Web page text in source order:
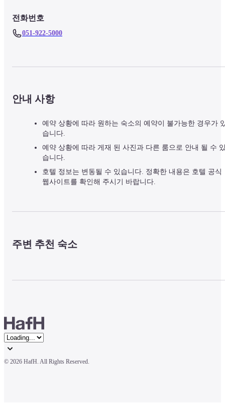
전화번호
051-922-5000
안내 사항
예약 상황에 따라 원하는 숙소의 예약이 불가능한 경우가
습니다.
예약 상황에 따라 게재 된 사진과 다른 룸으로 안내 될 수
습니다.
호텔 정보는 변동될 수 있습니다. 정확한 내용은 호텔 공식
웹사이트를 확인해 주시기 바랍니다.
주변 추천 숙소
© 2026 HafH. All Rights Reserved.